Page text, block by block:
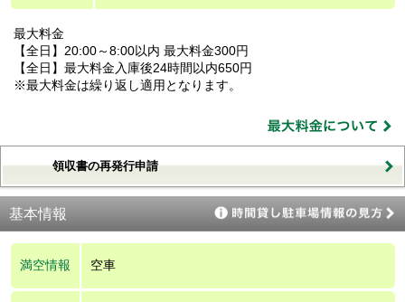
最大料金
【全日】20:00～8:00以内 最大料金300円
【全日】最大料金入庫後24時間以内650円
※最大料金は繰り返し適用となります。
領収書の再発行申請
基本情報
満空情報 空車